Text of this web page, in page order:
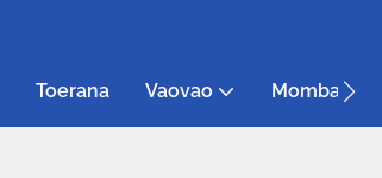
Toerana Vaovao Momba Anay